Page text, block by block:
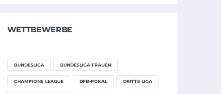
WETTBEWERBE
BUNDESLIGA BUNDESLIGA FRAUEN
CHAMPIONS LEAGUE DFB-POKAL DRITTE LIGA